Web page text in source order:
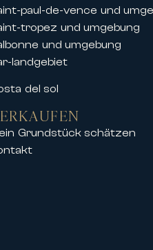
begleitet Carlton
während
und des Palais
zu profitieren,
paul-de-vence und
tropez und umgebung
und umgebung
landgebiet
del sol
Grundstück schätzen